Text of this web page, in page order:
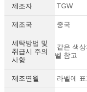
제조자 TGW
제조국 중국
세탁방법 및
취급시 주의
사항
같은 색
벨 참고
제조연월 라벨에 표